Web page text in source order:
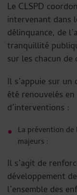
Le CLSPD
intervenant dans
délinquance, de
tranquillité
sur les chacun de
Il s’appuie sur
été renouvelés
d’interventions :
La prévention
majeurs :
Il s’agit de
développement
l’ensemble des